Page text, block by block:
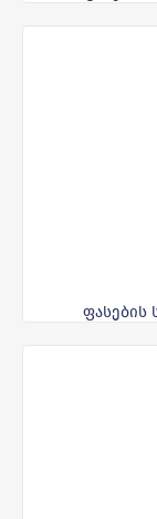
ფასების